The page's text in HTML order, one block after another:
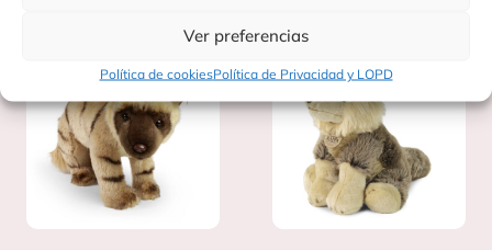
Ver preferencias
Política de cookiesPolítica de Privacidad y LOPD